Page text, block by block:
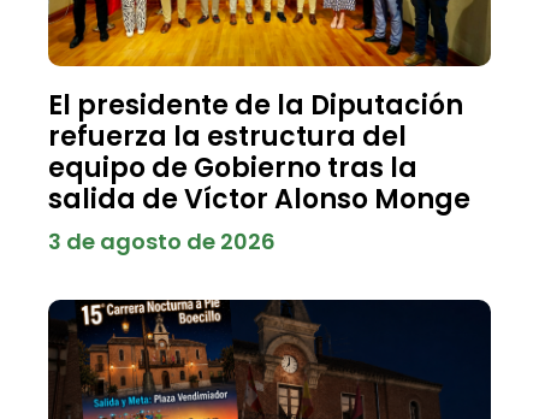
El presidente de la Diputación
refuerza la estructura del
equipo de Gobierno tras la
salida de Víctor Alonso Monge
3 de agosto de 2026